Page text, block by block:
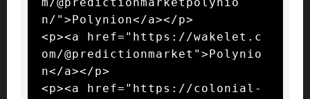
n/">Polynion</a></p>
<p><a href="https://wakelet.c
om/@predictionmarket">Polynio
n</a></p>
<p><a href="https://colonial-